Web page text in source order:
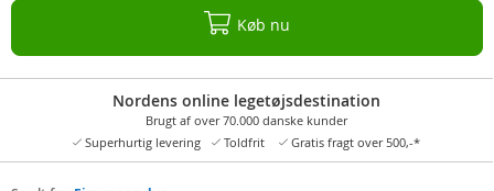
Køb nu
Nordens online legetøjsdestination
Brugt af over 70.000 danske kunder
Superhurtig levering
Toldfrit Gratis fragt over 500,-*